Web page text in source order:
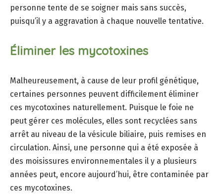
personne tente de se soigner mais sans succès,
puisqu’il y a aggravation à chaque nouvelle tentative.
Éliminer les mycotoxines
Malheureusement, à cause de leur profil génétique,
certaines personnes peuvent difficilement éliminer
ces mycotoxines naturellement. Puisque le foie ne
peut gérer ces molécules, elles sont recyclées sans
arrêt au niveau de la vésicule biliaire, puis remises en
circulation. Ainsi, une personne qui a été exposée à
des moisissures environnementales il y a plusieurs
années peut, encore aujourd’hui, être contaminée par
ces mycotoxines.